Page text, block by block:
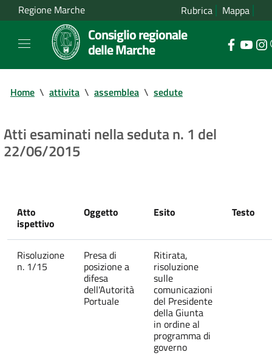
Regione Marche Rubrica Mappa
Consiglio regionale
delle Marche
Home \ attivita \ assemblea \ sedute
Atti esaminati nella seduta n. 1 del
22/06/2015
Atto
ispettivo
Oggetto Esito Testo
Risoluzione
n. 1/15
Presa di
posizione a
difesa
dell'Autorità
Portuale
Ritirata,
risoluzione
sulle
comunicazioni
del Presidente
della Giunta
in ordine al
programma di
governo